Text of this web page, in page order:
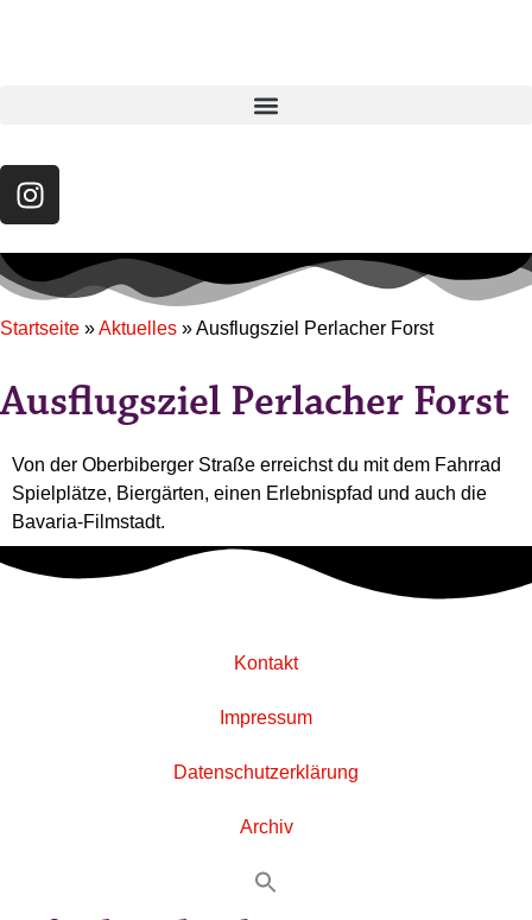
Startseite »Aktuelles »Ausflugsziel Perlacher Forst
Ausflugsziel Perlacher Forst
Von der Oberbiberger Straße erreichst du mit dem Fahrrad
Spielplätze, Biergärten, einen Erlebnispfad und auch die
Bavaria-Filmstadt.
Kontakt
Impressum
Datenschutzerklärung
Archiv